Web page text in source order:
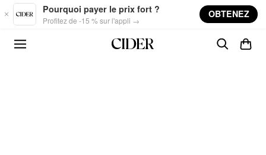
Skip to main content
Pourquoi payer le prix fort ?
Profitez de -15 % sur l'appli →
OBTENEZ